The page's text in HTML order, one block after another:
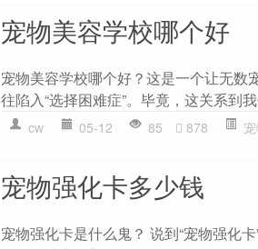
宠物美容学校哪个好
宠物美容学校哪个好？这是一个让无数
往陷入“选择困难症”。毕竟，这关系到
cw 05-12 85 878
宠物强化卡多少钱
宠物强化卡是什么鬼？ 说到“宠物强化